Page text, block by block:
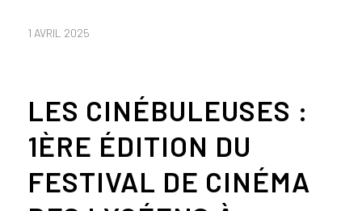
1 AVRIL 2025
LES CINÉBULEUSES :
1ÈRE ÉDITION DU
FESTIVAL DE CINÉMA